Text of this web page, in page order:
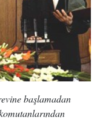
başlamadan